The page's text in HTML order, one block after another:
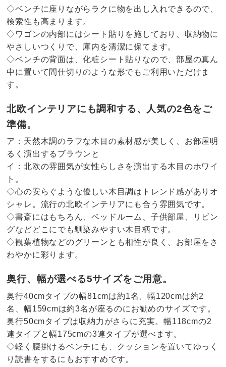
◇ベンチに座りながらラクに物を出し入れできるので、
検索性も高まります。
◇ワゴンの内部にはシート貼りを施しており、収納物に
やさしいつくりで、庫内を清潔に保てます。
◇ベンチの背面は、化粧シート貼りなので、部屋の真ん
中に置いて間仕切りのような形でもご利用いただけま
す。
北欧インテリアにも調和する、人気の2色をご
準備。
ア：天然木調のラフな木目の素材感が美しく、お部屋明
るく演出するブラウンと
イ：北欧の雰囲気が女性らしさを演出する木目のホワイ
ト。
◇心の安らぐような優しい木目調はトレンド感がありオ
シャレ。流行の北欧インテリアにも合う雰囲気です。
◇書斎にはもちろん、ベッドルーム、子供部屋、リビン
グなどどこにでも馴染みやすい木目柄です。
◇観葉植物などのグリーンとも相性が良く、お部屋をさ
わやかに彩ります。
奥行、幅が選べる5サイズをご用意。
奥行40cmタイプの幅81cmは約1名、幅120cmは約2
名、幅159cmは約3名が座るのにお勧めのサイズです。
奥行50cmタイプは収納力がさらに充実。幅118cmの2
連タイプと幅175cmの3連タイプが選べます。
◇軽く腰掛けるベンチにも、クッションを置いてゆっく
り読書をするにもおすすめです。